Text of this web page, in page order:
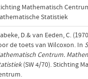
Mathematisch
Statistiek
D.& van Eeden, C.
de toets van Wilcoxon. In
Centrum.
(SW 4/70). Stichting